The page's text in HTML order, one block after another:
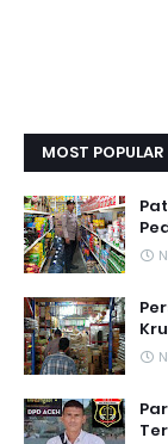
MOST POPULAR